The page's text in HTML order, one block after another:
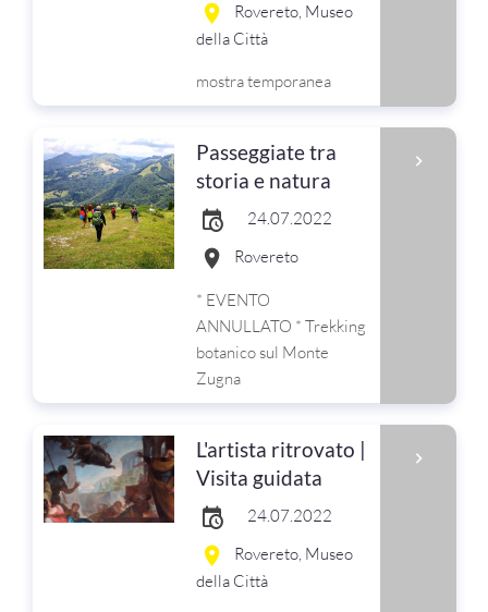
Rovereto, Museo
della Città
mostra temporanea
Passeggiate tra
storia e natura
24.07.2022
Rovereto
* EVENTO
ANNULLATO * Trekking
botanico sul Monte
Zugna
L'artista ritrovato |
Visita guidata
24.07.2022
Rovereto, Museo
della Città